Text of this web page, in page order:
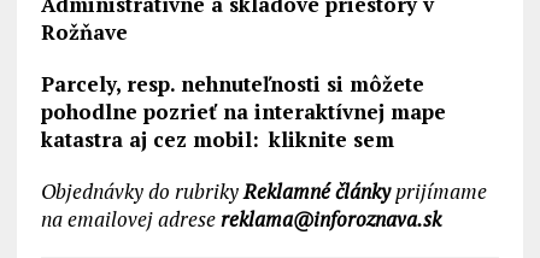
Rožňave
Parcely, resp. nehnuteľnosti si môžete
pohodlne pozrieť na interaktívnej mape
katastra aj cez mobil: kliknite sem
Objednávky do rubrikyReklamné článkyprijímame
na emailovej adresereklama@inforoznava.sk